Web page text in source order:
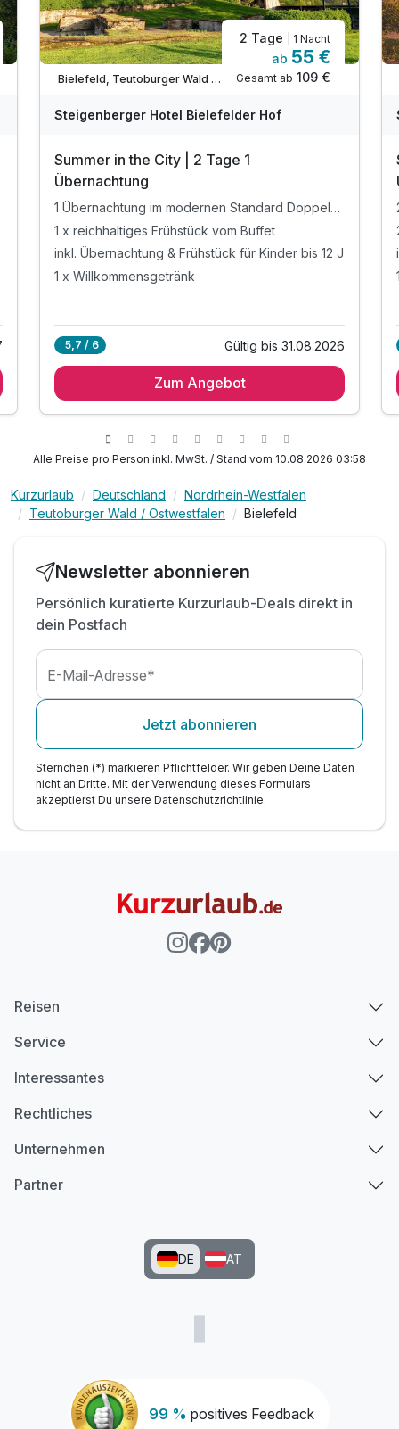
Bielefeld, Teutoburger Wald / Ostwestfalen
2 Tage | 1 Nacht
ab 55 €
Gesamt ab 109 €
Steigenberger Hotel Bielefelder Hof
Summer in the City | 2 Tage 1
Übernachtung
1 Übernachtung im modernen Standard Doppelzimmer
1 x reichhaltiges Frühstück vom Buffet
inkl. Übernachtung & Frühstück für Kinder bis 12 J
1 x Willkommensgetränk
5,7 / 6 Gültig bis 31.08.2026
Zum Angebot
Alle Preise pro Person inkl. MwSt. / Stand vom 10.08.2026 03:58
Kurzurlaub Deutschland
Nordrhein-Westfalen
Teutoburger Wald / Ostwestfalen
Bielefeld
Newsletter abonnieren
Persönlich kuratierte Kurzurlaub-Deals direkt in
dein Postfach
E-Mail-Adresse*
Jetzt abonnieren
Sternchen (*) markieren Pflichtfelder. Wir geben Deine Daten
nicht an Dritte. Mit der Verwendung dieses Formulars
akzeptierst Du unsere Datenschutzrichtlinie.
99 % positives Feedback
Reisen
Service
Interessantes
Rechtliches
Unternehmen
Partner
DE AT